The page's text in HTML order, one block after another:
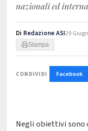
nazionali ed
Di Redazione ASI29
Stampa
CONDIVIDI Facebook
Negli obiettivi sono